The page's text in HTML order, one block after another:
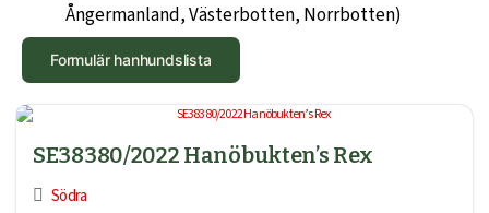
Ångermanland, Västerbotten, Norrbotten)
Formulär hanhundslista
SE38380/2022 Hanöbukten’s Rex
Södra